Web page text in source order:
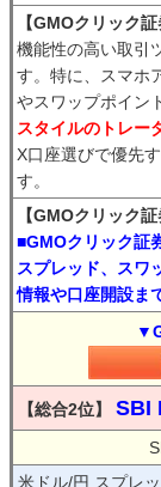
【GMOクリック
機能性の高い取引
す。特に、スマホ
やスワップポイン
スタイルのトレー
X口座選びで優先
す。
【GMOクリック
■GMOクリック証
スプレッド、スワ
情報や口座開設ま
【総合2位】 SBI
米ドル/円 スプレッ